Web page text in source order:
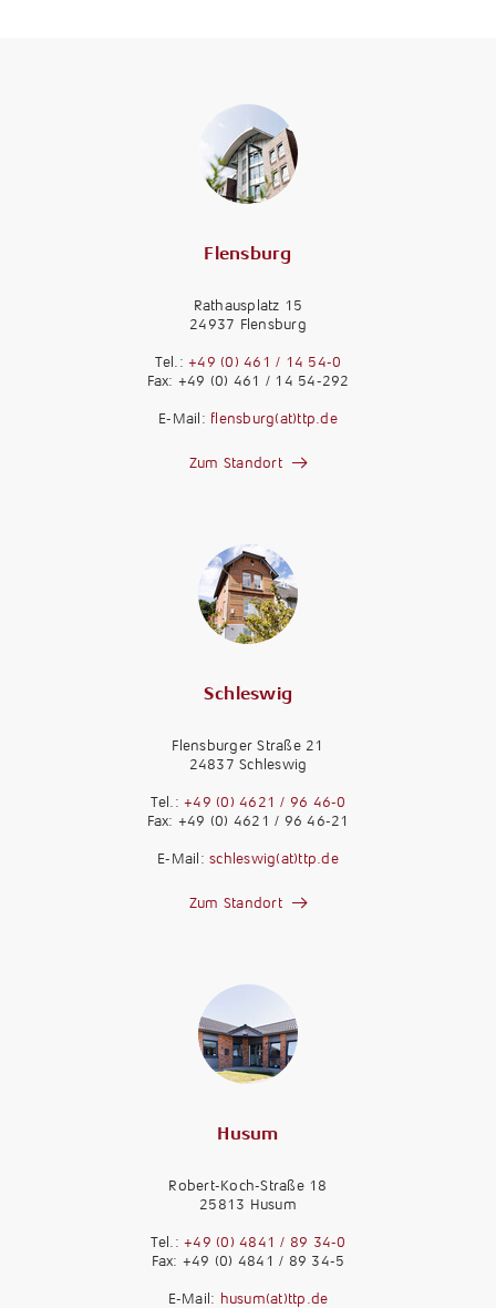
Flensburg
Rathausplatz 15
24937 Flensburg
Tel.:+49 (0) 461 / 14 54-0
Fax: +49 (0) 461 / 14 54-292
E-Mail: flensburg(at)ttp.de
Zum Standort
Schleswig
Flensburger Straße 21
24837 Schleswig
Tel.: +49 (0) 4621 / 96 46-0
Fax: +49 (0) 4621 / 96 46-21
E-Mail:schleswig(at)ttp.de
Zum Standort
Husum
Robert-Koch-Straße 18
25813 Husum
Tel.: +49 (0) 4841 / 89 34-0
Fax: +49 (0) 4841 / 89 34-5
E-Mail: husum(at)ttp.de